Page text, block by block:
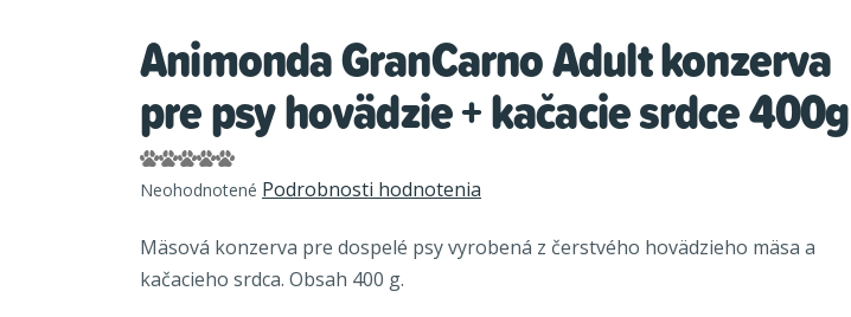
Animonda GranCarno Adult konzerva
pre psy hovädzie + kačacie srdce 400g
Priemerné
hodnotenie
je
0,0
Neohodnotené Podrobnosti hodnotenia
Mäsová konzerva pre dospelé psy vyrobená z čerstvého hovädzieho mäsa a
kačacieho srdca. Obsah 400 g.